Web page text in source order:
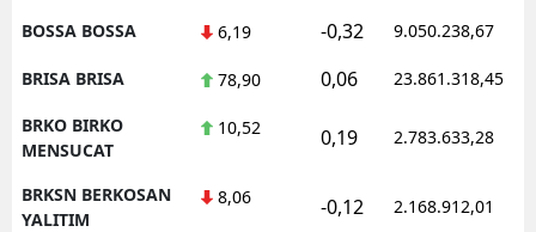
BOSSA BOSSA 6,19 -0,32 9.050.238,67
BRISA BRISA 78,90 0,06 23.861.318,45
BRKO BIRKO
MENSUCAT
10,52 0,19 2.783.633,28
BRKSN BERKOSAN
YALITIM
8,06 -0,12 2.168.912,01